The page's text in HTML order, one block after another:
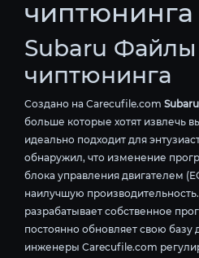
чиптюнинга
Subaru
чиптюнинга
Создано на Carecufile.com
больше которые хотят извлечь
идеально подходит для
обнаружил, что изменение
блока управления двигателем
наилучшую
разрабатывает собственное
постоянно обновляет свою базу
инженеры Carecufile.com